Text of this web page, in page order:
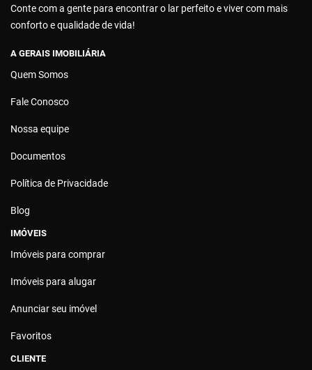
Conte com a gente para encontrar o lar perfeito e viver com mais
conforto e qualidade de vida!
A GERAIS IMOBILIÁRIA
Quem Somos
Fale Conosco
Nossa equipe
Documentos
Política de Privacidade
Blog
IMÓVEIS
Imóveis para comprar
Imóveis para alugar
Anunciar seu imóvel
Favoritos
CLIENTE